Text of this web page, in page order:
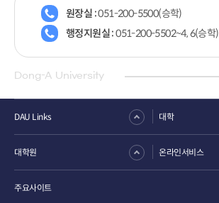
원장실 :051-200-5500(승학)
행정지원실 :051-200-5502~4, 6(승학)
Dong-A University
DAU Links 대학
대학원 온라인서비스
주요사이트